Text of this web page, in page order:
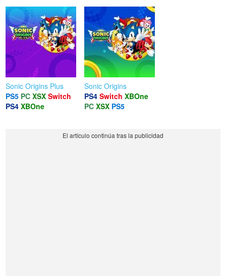
Sonic Origins Plus
PS5 PC XSX Switch
PS4 XBOne
Sonic Origins
PS4 Switch XBOne
PC XSX PS5